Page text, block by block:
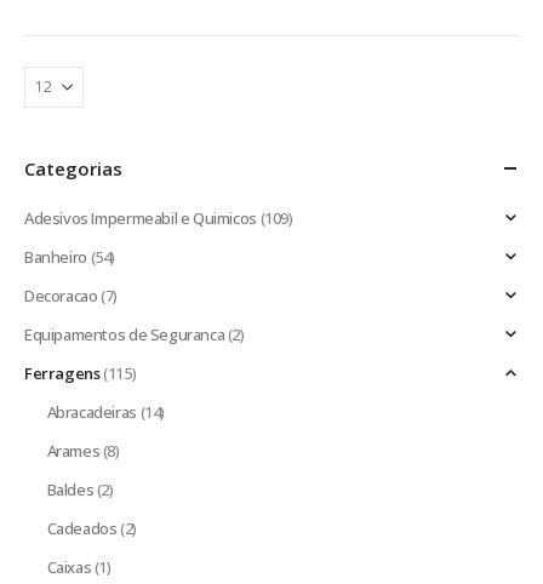
Categorias
Adesivos Impermeabil e Quimicos (109)
Banheiro (54)
Decoracao(7)
Equipamentos de Seguranca(2)
Ferragens(115)
Abracadeiras (14)
Arames(8)
Baldes(2)
Cadeados(2)
Caixas(1)